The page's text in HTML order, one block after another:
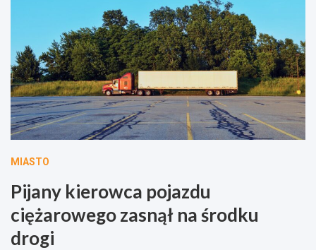
MIASTO
Pijany kierowca pojazdu
ciężarowego zasnął na środku
drogi